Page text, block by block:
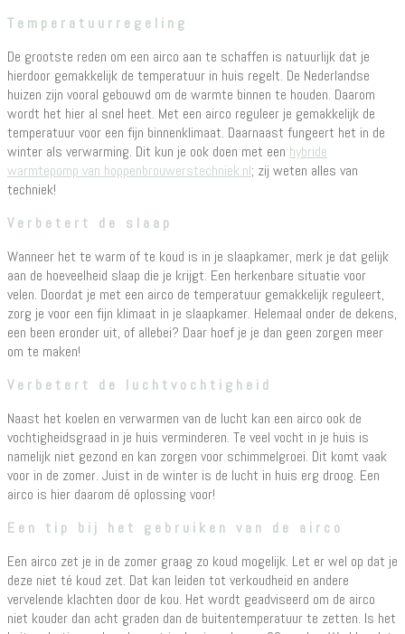
Temperatuurregeling
De grootste reden om een airco aan te schaffen is natuurlijk dat je
hierdoor gemakkelijk de temperatuur in huis regelt. De Nederlandse
huizen zijn vooral gebouwd om de warmte binnen te houden. Daarom
wordt het hier al snel heet. Met een airco reguleer je gemakkelijk de
temperatuur voor een fijn binnenklimaat. Daarnaast fungeert het in de
winter als verwarming. Dit kun je ook doen met een hybride
warmtepomp van hoppenbrouwerstechniek.nl; zij weten alles van
techniek!
Verbetert de slaap
Wanneer het te warm of te koud is in je slaapkamer, merk je dat gelijk
aan de hoeveelheid slaap die je krijgt. Een herkenbare situatie voor
velen. Doordat je met een airco de temperatuur gemakkelijk reguleert,
zorg je voor een fijn klimaat in je slaapkamer. Helemaal onder de dekens,
een been eronder uit, of allebei? Daar hoef je je dan geen zorgen meer
om te maken!
Verbetert de luchtvochtigheid
Naast het koelen en verwarmen van de lucht kan een airco ook de
vochtigheidsgraad in je huis verminderen. Te veel vocht in je huis is
namelijk niet gezond en kan zorgen voor schimmelgroei. Dit komt vaak
voor in de zomer. Juist in de winter is de lucht in huis erg droog. Een
airco is hier daarom dé oplossing voor!
Een tip bij het gebruiken van de airco
Een airco zet je in de zomer graag zo koud mogelijk. Let er wel op dat je
deze niet té koud zet. Dat kan leiden tot verkoudheid en andere
vervelende klachten door de kou. Het wordt geadviseerd om de airco
niet kouder dan acht graden dan de buitentemperatuur te zetten. Is het